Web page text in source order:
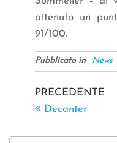
ottenuto un
91/100.
Pubblicato in News
PRECEDENTE
Decanter